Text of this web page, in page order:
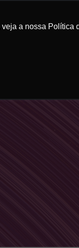
a nossa Política